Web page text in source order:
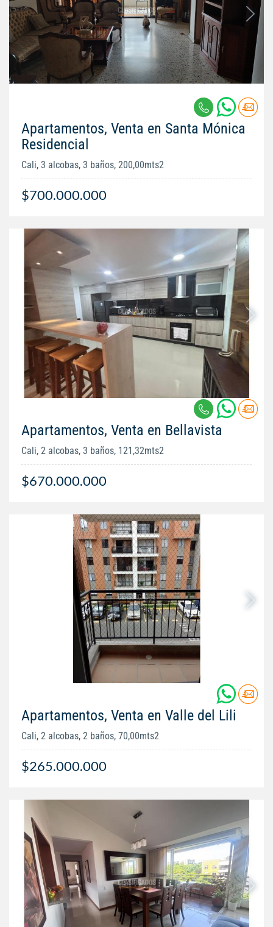
Apartamentos, Venta en Santa Mónica
Residencial
Cali, 3 alcobas, 3 baños, 200,00mts2
$700.000.000
Apartamentos, Venta en Bellavista
Cali, 2 alcobas, 3 baños, 121,32mts2
$670.000.000
Apartamentos, Venta en Valle del Lili
Cali, 2 alcobas, 2 baños, 70,00mts2
$265.000.000